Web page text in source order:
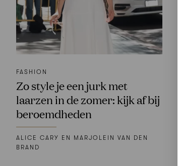
FASHION
Zo style je een jurk met
laarzen in de zomer: kijk af bij
beroemdheden
ALICE CARY EN MARJOLEIN VAN DEN
BRAND